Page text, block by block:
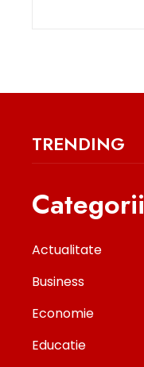
TRENDING
Categorii
Actualitate
Business
Economie
Educatie